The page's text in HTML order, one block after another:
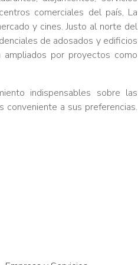
comerciales del país, La
y cines. Justo al norte del
de adosados y edificios
por proyectos como
indispensables sobre las
conveniente a sus preferencias.